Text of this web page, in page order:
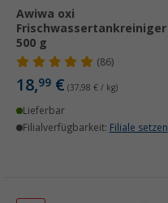
Awiwa oxi
Frischwassertankreiniger
500 g
(86)
18,99 € (37,98 € / kg)
Lieferbar
Filialverfügbarkeit: Filiale setzen